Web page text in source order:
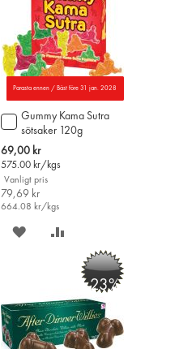
Parasta ennen / Bäst före 31 jan. 2028
Gummy Kama Sutra
sötsaker 120g
Special
Price
69,00 kr
575.00 kr/kgs
Vanligt pris
79,69 kr
664.08 kr/kgs
Lägg
till
i
varukorgen
SPARA
ÖNSKELISTAN
JÄMFÖR
-23%